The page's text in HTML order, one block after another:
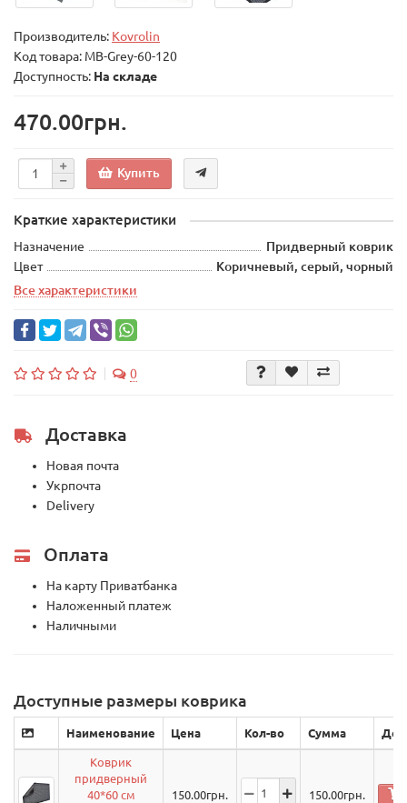
Производитель: Kovrolin
Код товара: MB-Grey-60-120
Доступность: На складе
470.00грн.
Купить
Краткие характеристики
Назначение
Придверный коврик
Цвет
Коричневый, серый, чорный
Все характеристики
0
Доставка
Новая почта
Укрпочта
Delivery
Оплата
На карту Приватбанка
Наложенный платеж
Наличными
Доступные размеры коврика
Наименование Цена Кол-во Сумма
Коврик
придверный
40*60 см
150.00грн. 150.00грн.